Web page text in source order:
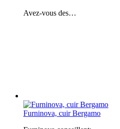
Avez-vous des…
Furninova, cuir Bergamo